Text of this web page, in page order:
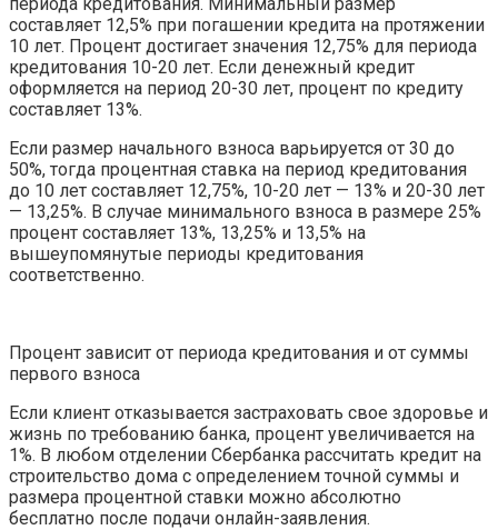
составляет 12,5% при погашении кредита на протяжении
10 лет. Процент достигает значения 12,75% для периода
кредитования 10-20 лет. Если денежный кредит
оформляется на период 20-30 лет, процент по кредиту
составляет 13%.
Если размер начального взноса варьируется от 30 до
50%, тогда процентная ставка на период кредитования
до 10 лет составляет 12,75%, 10-20 лет — 13% и 20-30 лет
— 13,25%. В случае минимального взноса в размере 25%
процент составляет 13%, 13,25% и 13,5% на
вышеупомянутые периоды кредитования
соответственно.
Процент зависит от периода кредитования и от суммы
первого взноса
Если клиент отказывается застраховать свое здоровье и
жизнь по требованию банка, процент увеличивается на
1%. В любом отделении Сбербанка рассчитать кредит на
строительство дома с определением точной суммы и
размера процентной ставки можно абсолютно
бесплатно после подачи онлайн-заявления.